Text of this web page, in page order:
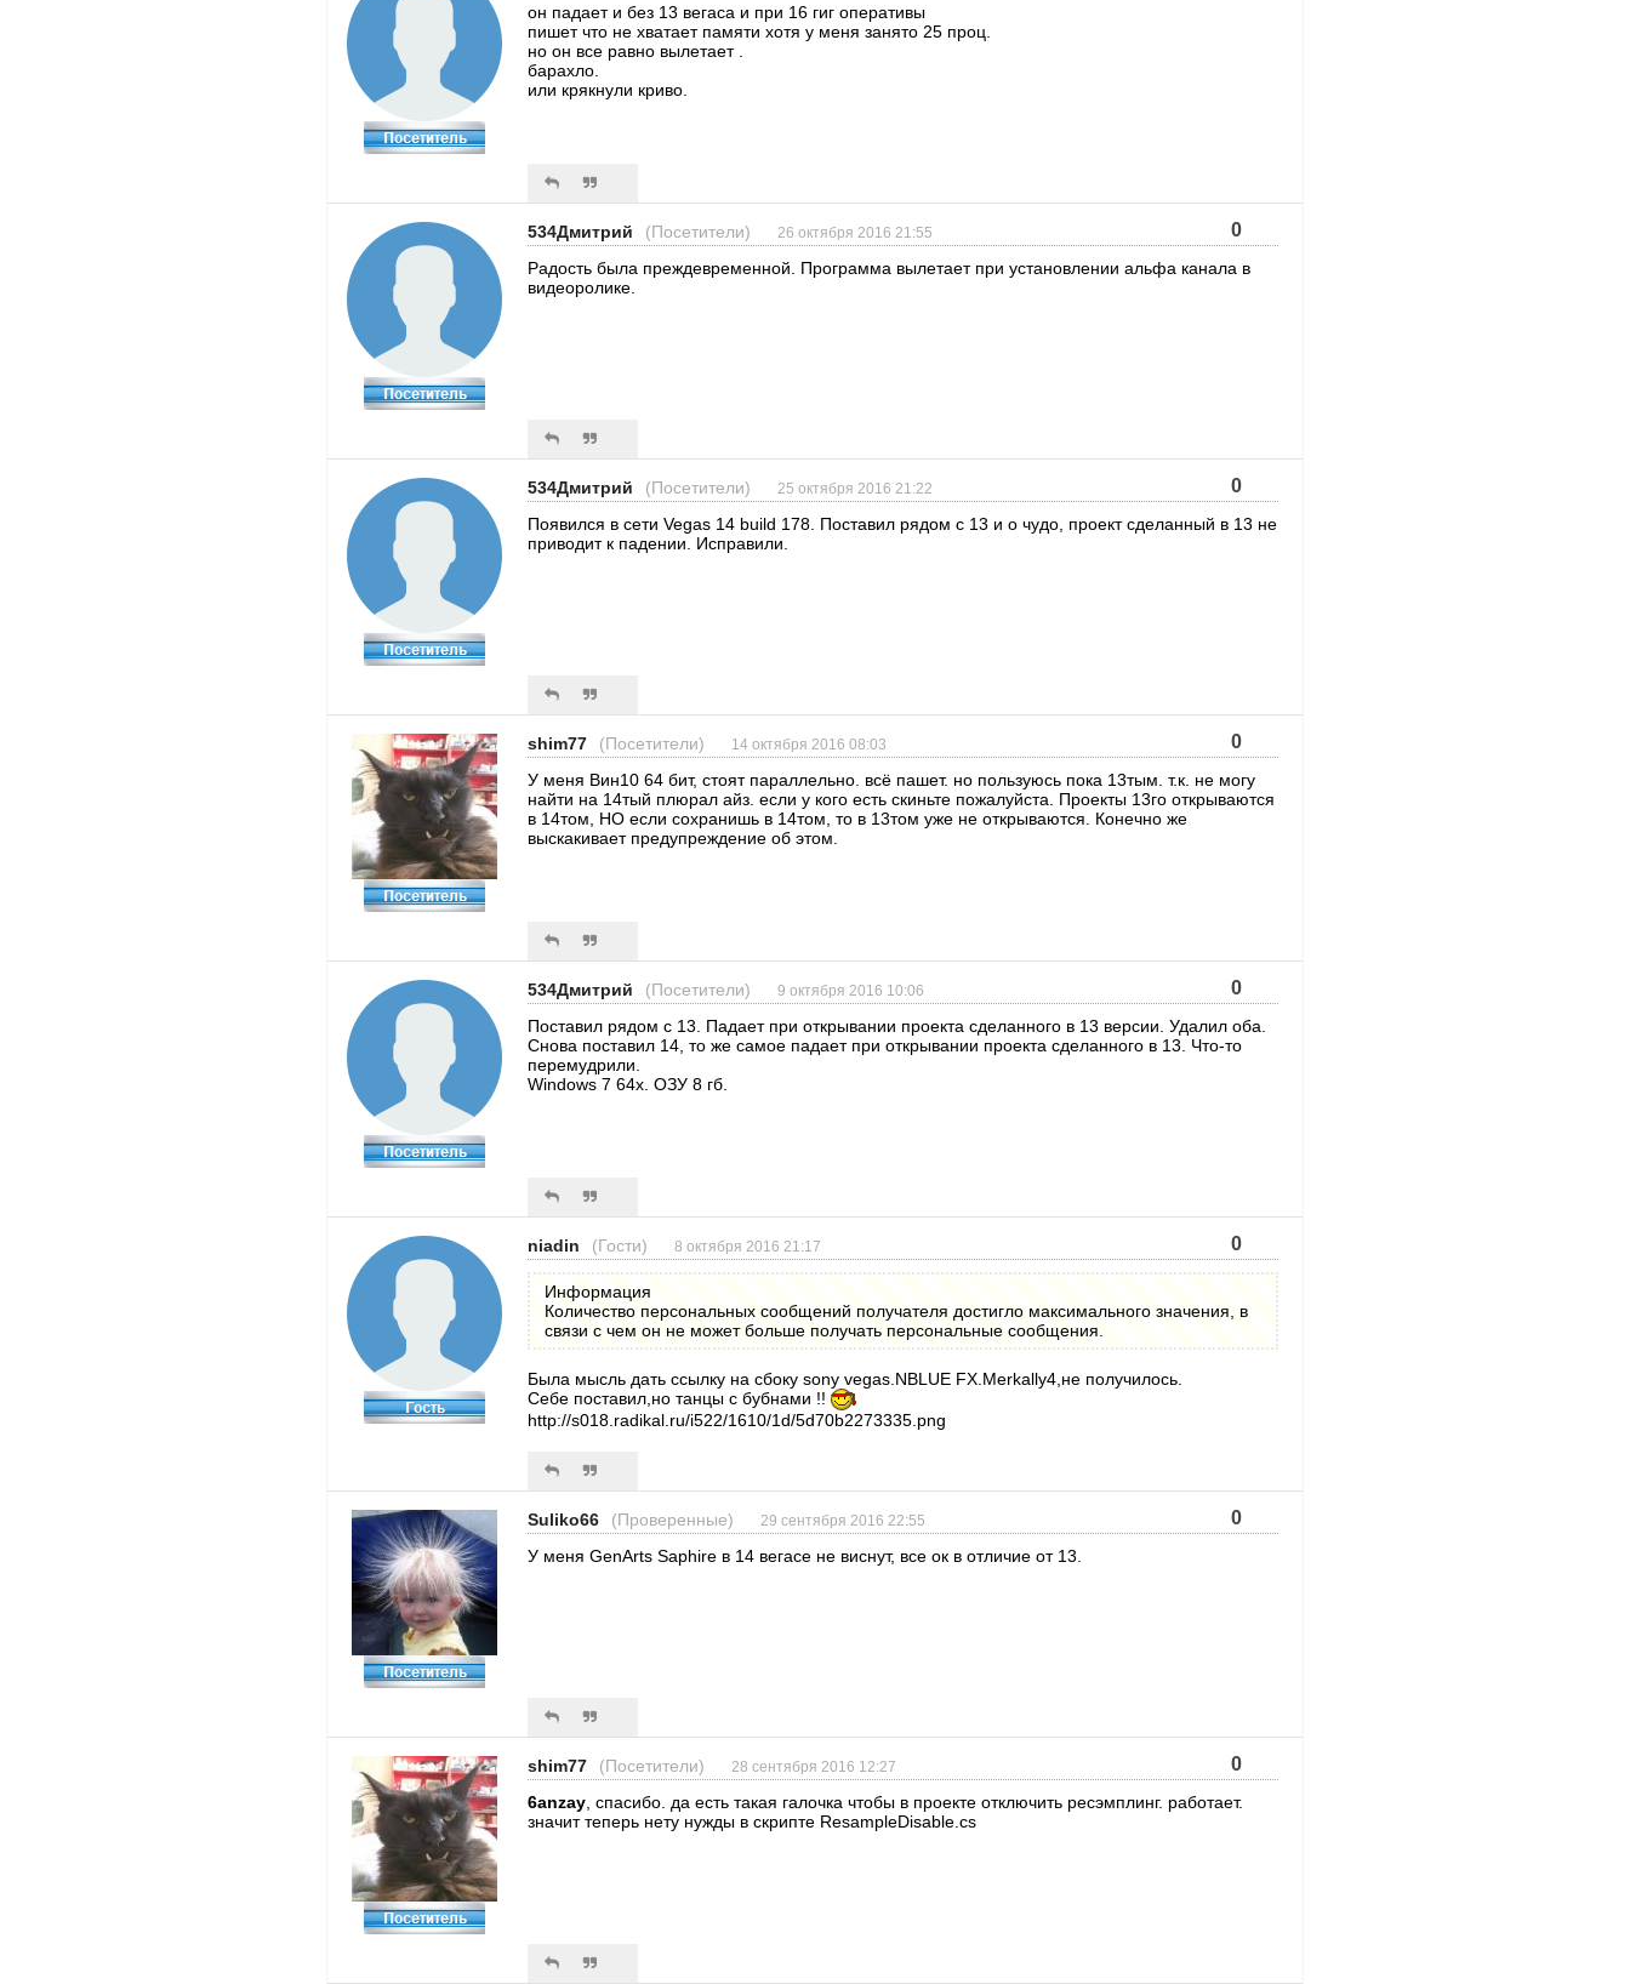
он падает и без 13 вегаса и при 16 гиг оперативы
пишет что не хватает памяти хотя у меня занято 25 проц.
но он все равно вылетает .
барахло.
или крякнули криво.
534Дмитрий (Посетители) 26 октября 2016 21:55 0
Радость была преждевременной. Программа вылетает при установлении альфа канала в
видеоролике.
534Дмитрий (Посетители) 25 октября 2016 21:22 0
Появился в сети Vegas 14 build 178. Поставил рядом с 13 и о чудо, проект сделанный в 13 не
приводит к падении. Исправили.
shim77 (Посетители) 14 октября 2016 08:03 0
У меня Вин10 64 бит, стоят параллельно. всё пашет. но пользуюсь пока 13тым. т.к. не могу
найти на 14тый плюрал айз. если у кого есть скиньте пожалуйста. Проекты 13го открываются
в 14том, НО если сохранишь в 14том, то в 13том уже не открываются. Конечно же
выскакивает предупреждение об этом.
534Дмитрий (Посетители) 9 октября 2016 10:06 0
Поставил рядом с 13. Падает при открывании проекта сделанного в 13 версии. Удалил оба.
Снова поставил 14, то же самое падает при открывании проекта сделанного в 13. Что-то
перемудрили.
Windows 7 64x. ОЗУ 8 гб.
niadin (Гости) 8 октября 2016 21:17 0
Информация
Количество персональных сообщений получателя достигло максимального значения, в
связи с чем он не может больше получать персональные сообщения.
Была мысль дать ссылку на сбоку sony vegas.NBLUE FX.Merkally4,не получилось.
Себе поставил,но танцы с бубнами !!
http://s018.radikal.ru/i522/1610/1d/5d70b2273335.png
Suliko66 (Проверенные) 29 сентября 2016 22:55 0
У меня GenArts Saphire в 14 вегасе не виснут, все ок в отличие от 13.
shim77 (Посетители) 28 сентября 2016 12:27 0
6anzay, спасибо. да есть такая галочка чтобы в проекте отключить ресэмплинг. работает.
значит теперь нету нужды в скрипте ResampleDisable.cs